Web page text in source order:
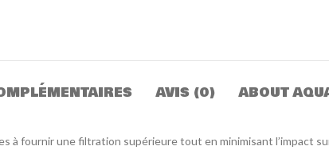
AVIS (0) ABOUT
à fournir une filtration supérieure tout en minimisant l’impact